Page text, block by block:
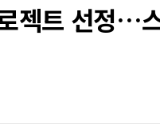
젝트 선정…